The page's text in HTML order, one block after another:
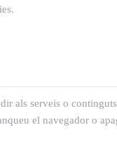
als serveis o
el navegador o